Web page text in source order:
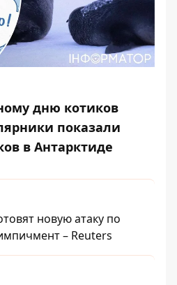
дню котиков
показали
в Антарктиде
новую атаку по
– Reuters